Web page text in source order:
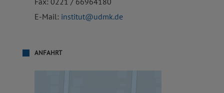
Fax: 0221 / 66964180
E-Mail: institut@udmk.de
ANFAHRT